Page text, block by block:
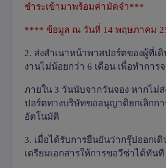
ชำระเข้ามาพร้อมค่ามัดจำ***
**** ข้อมูล ณ วันที่ 14 พฤษภาคม
2. ส่งสำเนาหน้าพาสปอร์ตของผู้ที่เ
งานไม่น้อยกว่า 6 เดือน เพื่อทำการ
ภายใน 3 วันนับจากวันจอง หากไม่
ปอร์ตทางบริษัทขออนุญาติยกเลิกกา
อัตโนมัติ
3. เมื่อได้รับการยืนยันว่ากรุ๊ปออกเ
เตรียมเอกสารให้การขอวีซ่าได้ทันที